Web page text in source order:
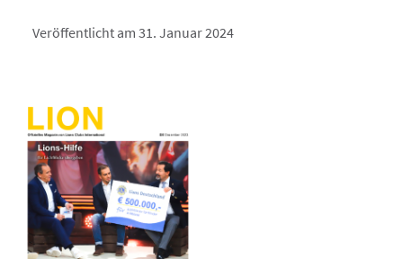
Veröffentlicht am 31. Januar 2024